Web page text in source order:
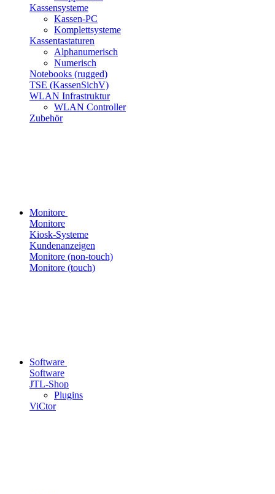
Kassensysteme
Kassen-PC
Komplettsysteme
Kassentastaturen
Alphanumerisch
Numerisch
Notebooks (rugged)
TSE (KassenSichV)
WLAN Infrastruktur
WLAN Controller
Zubehör
Monitore
Monitore
Kiosk-Systeme
Kundenanzeigen
Monitore (non-touch)
Monitore (touch)
Software
Software
JTL-Shop
Plugins
ViCtor